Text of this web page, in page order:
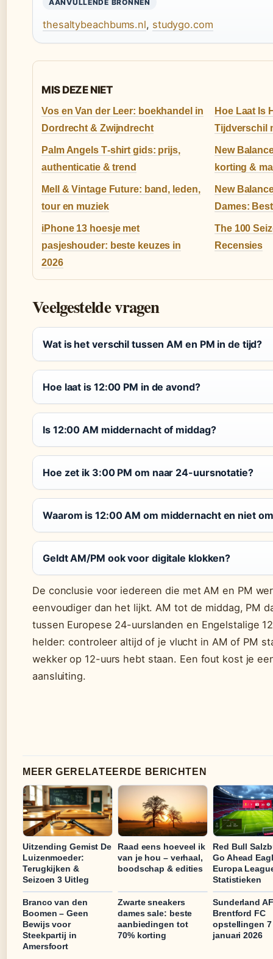
AANVULLENDE BRONNEN
thesaltybeachbums.nl, studygo.com
MIS DEZE NIET
Vos en Van der Leer: boekhandel in
Dordrecht & Zwijndrecht
Hoe Laat Is
Tijdverschil
Palm Angels T‑shirt gids: prijs,
authenticatie & trend
New
korting &
Mell & Vintage Future: band, leden,
tour en muziek
New
Dames:
iPhone 13 hoesje met
pasjeshouder: beste keuzes in
2026
The 100
Recensies
Veelgestelde vragen
Wat is het verschil tussen AM en PM in de tijd?
Hoe laat is 12:00 PM in de avond?
Is 12:00 AM middernacht of middag?
Hoe zet ik 3:00 PM om naar 24-uursnotatie?
Waarom is 12:00 AM om middernacht en niet
Geldt AM/PM ook voor digitale klokken?
De conclusie voor iedereen die met AM en PM
eenvoudiger dan het lijkt. AM tot de middag, PM
tussen Europese 24-uurslanden en Engelstalige
helder: controleer altijd of je vlucht in AM of PM
wekker op 12-uurs hebt staan. Een fout kost je
aansluiting.
MEER GERELATEERDE BERICHTEN
Uitzending Gemist De
Luizenmoeder:
Terugkijken &
Seizoen 3 Uitleg
Raad eens hoeveel ik
van je hou – verhaal,
boodschap & edities
Red Bull
Go Ahead
Europa
Statistieken
Branco van den
Boomen – Geen
Bewijs voor
Steekpartij in
Amersfoort
Zwarte sneakers
dames sale: beste
aanbiedingen tot
70% korting
Sunderland
Brentford FC
opstellingen 7
januari 2026